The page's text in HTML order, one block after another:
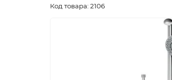
Код товара: 2106